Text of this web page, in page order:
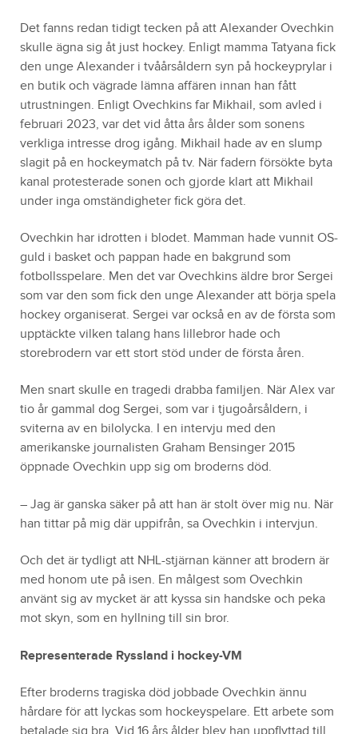
Det fanns redan tidigt tecken på att Alexander Ovechkin
skulle ägna sig åt just hockey. Enligt mamma Tatyana fick
den unge Alexander i tvåårsåldern syn på hockeyprylar i
en butik och vägrade lämna affären innan han fått
utrustningen. Enligt Ovechkins far Mikhail, som avled i
februari 2023, var det vid åtta års ålder som sonens
verkliga intresse drog igång. Mikhail hade av en slump
slagit på en hockeymatch på tv. När fadern försökte byta
kanal protesterade sonen och gjorde klart att Mikhail
under inga omständigheter fick göra det.
Ovechkin har idrotten i blodet. Mamman hade vunnit OS-
guld i basket och pappan hade en bakgrund som
fotbollsspelare. Men det var Ovechkins äldre bror Sergei
som var den som fick den unge Alexander att börja spela
hockey organiserat. Sergei var också en av de första som
upptäckte vilken talang hans lillebror hade och
storebrodern var ett stort stöd under de första åren.
Men snart skulle en tragedi drabba familjen. När Alex var
tio år gammal dog Sergei, som var i tjugoårsåldern, i
sviterna av en bilolycka. I en intervju med den
amerikanske journalisten Graham Bensinger 2015
öppnade Ovechkin upp sig om broderns död.
– Jag är ganska säker på att han är stolt över mig nu. När
han tittar på mig där uppifrån, sa Ovechkin i intervjun.
Och det är tydligt att NHL-stjärnan känner att brodern är
med honom ute på isen. En målgest som Ovechkin
använt sig av mycket är att kyssa sin handske och peka
mot skyn, som en hyllning till sin bror.
Representerade Ryssland i hockey-VM
Efter broderns tragiska död jobbade Ovechkin ännu
hårdare för att lyckas som hockeyspelare. Ett arbete som